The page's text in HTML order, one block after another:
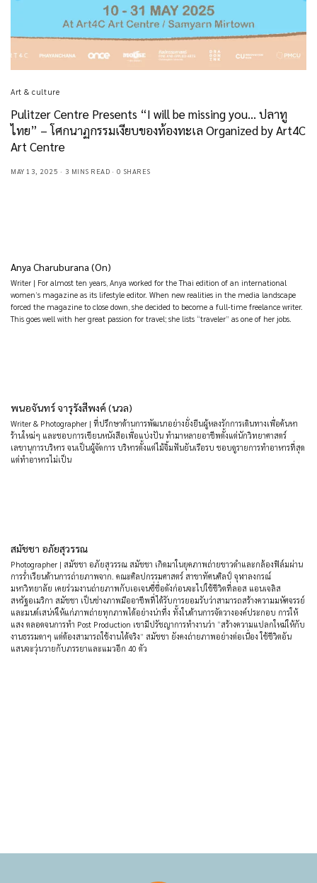
Art & culture
Pulitzer Centre Presents “I will be missing you… ปลาทู
ไทย” – โศกนาฏกรรมเงียบของท้องทะเล Organized by Art4C
Art Centre
MAY 13, 2025 3 MINS READ 0 SHARES
Anya Charuburana (On)
Writer | For almost ten years, Anya worked for the Thai edition of an international
women’s magazine as its lifestyle editor. When new realities in the media landscape
forced the magazine to close down, she decided to become a full-time freelance writer.
This goes well with her great passion for travel; she lists “traveler” as one of her jobs.
พนอจันทร์ จารุรังสีพงค์ (นวล)
Writer & Photographer | ที่ปรึกษาด้านการพัฒนาอย่างยั่งยืนผู้หลงรักการเดินทางเพื่อค้นหา
ร้านใหม่ๆ และชอบการเขียนหนังสือเพื่อแบ่งปัน ทำมาหลายอาชีพตั้งแต่นักวิทยาศาสตร์
เลขานุการบริหาร จนเป็นผู้จัดการ บริหารตั้งแต่ไม้จิ้มฟันยันเรือรบ ชอบดูรายการทำอาหารที่สุด
แต่ทำอาหารไม่เป็น
สมัชชา อภัยสุวรรณ
Photographer | สมัชชา อภัยสุวรรณ สมัชชา เกิดมาในยุคภาพถ่ายขาวดำและกล้องฟิล์มผ่าน
การร่ำเรียนด้านการถ่ายภาพจาก. คณะศิลปกรรมศาสตร์ สาขาทัศนศิลป์ จุฬาลงกรณ์
มหาวิทยาลัย เคยร่วมงานถ่ายภาพกับเอเจนซี่ชื่อดังก่อนจะไปใช้ชีวิตที่ลอส แอนเจลิส
สหรัฐอเมริกา สมัชชา เป็นช่างภาพมืออาชีพที่ได้รับการยอมรับว่าสามารถสร้างความมหัศจรรย์
และมนต์เสน่ห์ให้แก่ภาพถ่ายทุกภาพได้อย่างน่าทึ่ง ทั้งในด้านการจัดวางองค์ประกอบ การให้
แสง ตลอดจนการทำ Post Production เขามีปรัชญาการทำงานว่า “สร้างความแปลกใหม่ให้กับ
งานธรรมดาๆ แต่ต้องสามารถใช้งานได้จริง” สมัชชา ยังคงถ่ายภาพอย่างต่อเนื่อง ใช้ชีวิตอัน
แสนจะวุ่นวายกับภรรยาและแมวอีก 40 ตัว